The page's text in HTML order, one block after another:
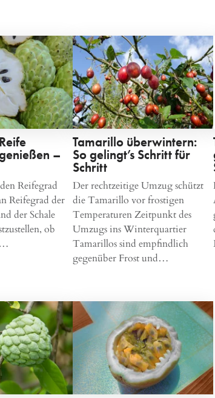
–
Reifegrad
Reifegrad der
der Schale
ob
Tamarillo überwintern:
So gelingt’s Schritt für
Schritt
Der rechtzeitige Umzug schützt
die Tamarillo vor frostigen
Temperaturen Zeitpunkt des
Umzugs ins Winterquartier
Tamarillos sind empfindlich
gegenüber Frost und…